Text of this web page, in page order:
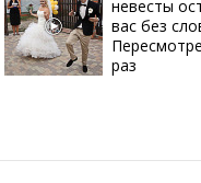
невесты
вас без
раз